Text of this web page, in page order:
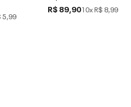
5,99
R$ 89,9010xR$ 8,99